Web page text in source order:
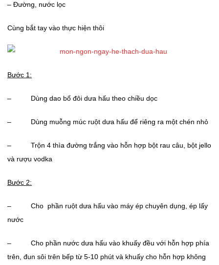
– Đường, nước lọc
Cùng bắt tay vào thực hiện thôi
Bước 1:
– Dùng dao bổ đôi dưa hấu theo chiều dọc
– Dùng muỗng múc ruột dưa hấu để riêng ra một chén nhỏ
– Trộn 4 thìa đường trắng vào hỗn hợp bột rau câu, bột jello
và rượu vodka
Bước 2:
– Cho phần ruột dưa hấu vào máy ép chuyên dụng, ép lấy
nước
– Cho phần nước dưa hấu vào khuấy đều với hỗn hợp phía
trên, đun sôi trên bếp từ 5-10 phút và khuấy cho hỗn hợp không